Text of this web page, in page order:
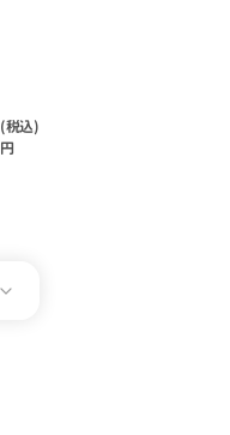
(税込)
円